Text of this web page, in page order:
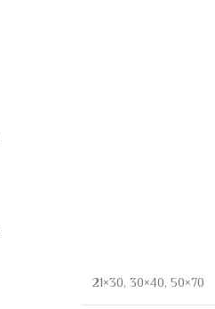
21×30, 30×40, 50×70